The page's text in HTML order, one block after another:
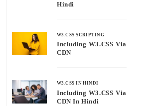
Hindi
W3.CSS SCRIPTING
Including W3.CSS Via
CDN
W3.CSS IN HINDI
Including W3.CSS Via
CDN In Hindi